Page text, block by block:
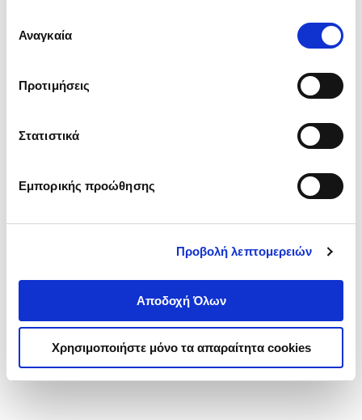
ενδιαφέρουν και να επιλέξετε από τα παρακάτω με την
΄΄και να ενημερωθείτε σχετικά με
συγκατάθεσης
Αναγκαία
Προτιμήσεις
Στατιστικά
Εμπορικής προώθησης
Προβολή λεπτομερειών
Αποδοχή Όλων
Χρησιμοποιήστε μόνο τα απαραίτητα cookies